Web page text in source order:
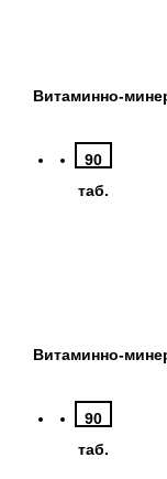
90
таб.
90
таб.